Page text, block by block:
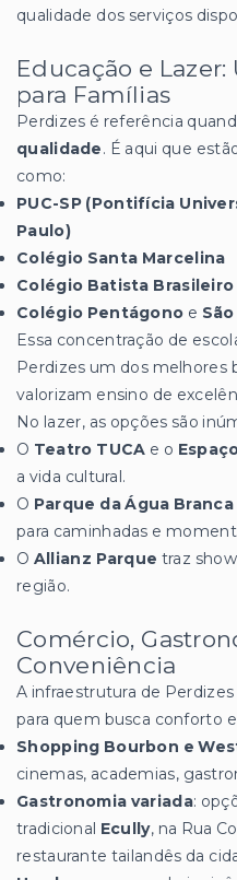
qualidade dos serviços
Educação e
para Famílias
Perdizes é referência
qualidade. É aqui que
como:
PUC-SP (Pontifícia
Paulo)
Colégio Santa Marcelina
Colégio Batista Brasileiro
Colégio Pentágono e
Essa concentração de
Perdizes um dos melhores
valorizam ensino de
No lazer, as opções são
O Teatro TUCA e o
a vida cultural.
O Parque da Água Branca
para caminhadas e
O Allianz Parque traz
região.
Comércio,
Conveniência
A infraestrutura de
para quem busca conforto
Shopping Bourbon e
cinemas, academias,
Gastronomia variada:
tradicional Ecully, na Rua
restaurante tailandês da